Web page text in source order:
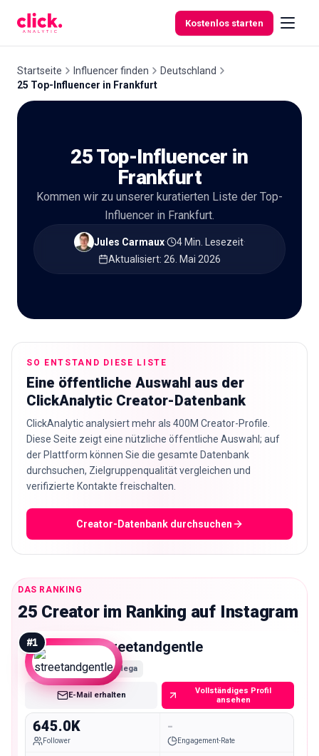
Kostenlos starten
Kostenlose
Startseite Influencer finden
Deutschland
25 Top-Influencer in Frankfurt
25 Top-Influencer in
Frankfurt
Kommen wir zu unserer kuratierten Liste der Top-
Influencer in Frankfurt.
Jules Carmaux· 4 Min. Lesezeit·
Aktualisiert: 26. Mai 2026
SO ENTSTAND DIESE LISTE
Eine öffentliche Auswahl aus der
ClickAnalytic Creator-Datenbank
ClickAnalytic analysiert mehr als 400M Creator-Profile.
Diese Seite zeigt eine nützliche öffentliche Auswahl; auf
der Plattform können Sie die gesamte Datenbank
durchsuchen, Zielgruppenqualität vergleichen und
verifizierte Kontakte freischalten.
Creator-Datenbank durchsuchen
DAS RANKING
25 Creator im Ranking auf Instagram
#1 streetandgentle
Mega
E-Mail erhalten
Vollständiges Profil
ansehen
645.0K
Follower
-
Engagement-Rate